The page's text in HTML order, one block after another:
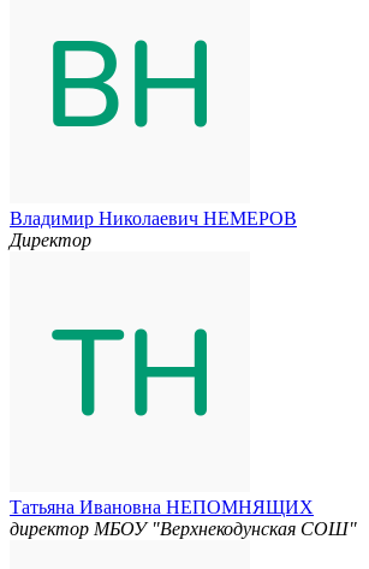
Владимир Николаевич НЕМЕРОВ
Директор
Татьяна Ивановна НЕПОМНЯЩИХ
директор МБОУ "Верхнекодунская СОШ"